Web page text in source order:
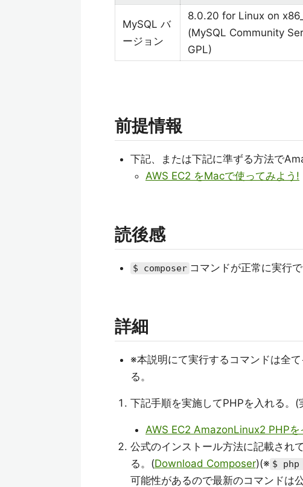
MySQL バ
ージョン
8.0.20 for Linux on
(MySQL Community
GPL)
前提情報
下記、または下記に準ずる方法で
AWS EC2 をMacで使ってみよう!
読後感
$ composer コマンドが正常に実行で
詳細
※本説明にて実行するコマンドは全
る。
下記手順を実施してPHPを入れる。
AWS EC2 AmazonLinux2 PHPを
公式のインストール方法に記載され
る。(Download Composer)(※ $
可能性があるので最新のコマンドは